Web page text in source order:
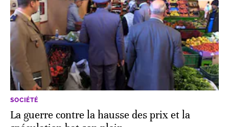
SOCIÉTÉ
La guerre contre la hausse des prix et la